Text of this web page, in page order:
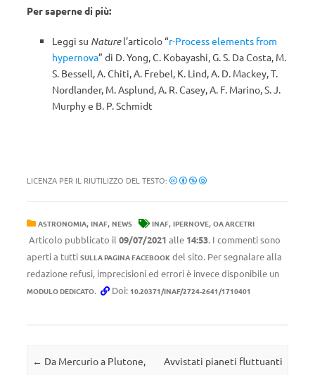
Per saperne di più:
Leggi su Naturel’articolo “r-Process elements from
hypernova” di D. Yong, C. Kobayashi, G. S. Da Costa, M.
S. Bessell, A. Chiti, A. Frebel, K. Lind, A. D. Mackey, T.
Nordlander, M. Asplund, A. R. Casey, A. F. Marino, S. J.
Murphy e B. P. Schmidt
LICENZA PER IL RIUTILIZZO DEL TESTO:
ASTRONOMIA, INAF, NEWS INAF, IPERNOVE, OA ARCETRI
Articolo pubblicato il 09/07/2021 alle 14:53. I commenti sono
aperti a tutti SULLA PAGINA FACEBOOK del sito. Per segnalare alla
redazione refusi, imprecisioni ed errori è invece disponibile un
MODULO DEDICATO. Doi: 10.20371/INAF/2724-2641/1710401
Navigazione articolo
← Da Mercurio a Plutone,
Avvistati pianeti fluttuanti